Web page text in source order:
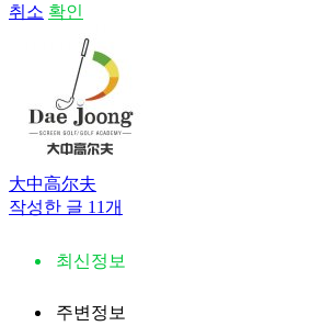
취소 확인
大中高尔夫
작성한 글 11개
최신정보
주변정보